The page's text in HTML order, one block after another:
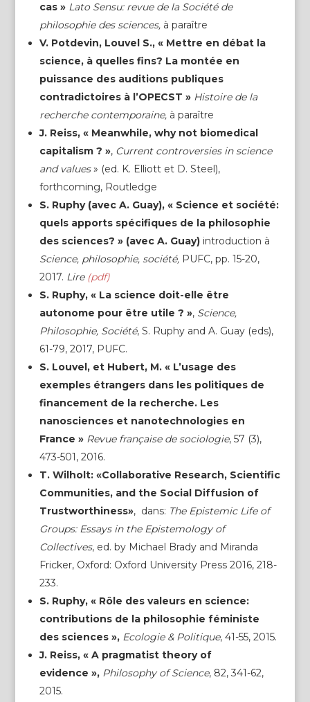
cas » Lato Sensu: revue de la Société de
philosophie des sciences, à paraître
V. Potdevin, Louvel S., « Mettre en débat la
science, à quelles fins? La montée en
puissance des auditions publiques
contradictoires à l’OPECST » Histoire de la
recherche contemporaine, à paraître
J. Reiss, « Meanwhile, why not biomedical
capitalism ? », Current controversies in science
and values» (ed. K. Elliott et D. Steel),
forthcoming, Routledge
S. Ruphy (avec A. Guay), « Science et société:
quels apports spécifiques de la philosophie
des sciences? » (avec A. Guay)introduction à
Science, philosophie, société,PUFC, pp. 15-20,
2017. Lire (pdf)
S. Ruphy, « La science doit-elle être
autonome pour être utile ? », Science,
Philosophie, Société, S. Ruphy and A. Guay (eds),
61-79, 2017, PUFC.
S. Louvel, et Hubert, M. « L’usage des
exemples étrangers dans les politiques de
financement de la recherche. Les
nanosciences et nanotechnologies en
France » Revue française de sociologie, 57 (3),
473-501, 2016.
T. Wilholt: «Collaborative Research, Scientific
Communities, and the Social Diffusion of
Trustworthiness», dans: The Epistemic Life of
Groups: Essays in the Epistemology of
Collectives, ed. by Michael Brady and Miranda
Fricker, Oxford: Oxford University Press 2016, 218-
233.
S. Ruphy, « Rôle des valeurs en science:
contributions de la philosophie féministe
des sciences », Ecologie & Politique, 41-55, 2015.
J. Reiss, « A pragmatist theory of
evidence », Philosophy of Science, 82, 341-62,
2015.